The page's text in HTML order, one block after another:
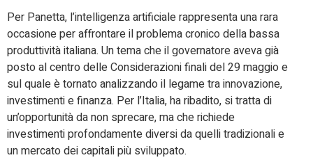
Per Panetta, l’intelligenza artificiale rappresenta una rara
occasione per affrontare il problema cronico della bassa
produttività italiana. Un tema che il governatore aveva già
posto al centro delle Considerazioni finali del 29 maggio e
sul quale è tornato analizzando il legame tra innovazione,
investimenti e finanza. Per l’Italia, ha ribadito, si tratta di
un’opportunità da non sprecare, ma che richiede
investimenti profondamente diversi da quelli tradizionali e
un mercato dei capitali più sviluppato.